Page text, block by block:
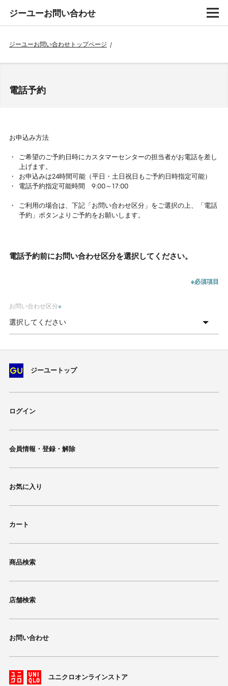
ジーユーお問い合わせ
ジーユーお問い合わせトップページ /
電話予約
お申込み方法
ご希望のご予約日時にカスタマーセンターの担当者がお電話を差し
上げます。
お申込みは24時間可能（平日・土日祝日もご予約日時指定可能）
電話予約指定可能時間 9:00～17:00
ご利用の場合は、下記「お問い合わせ区分」をご選択の上、「電話
予約」ボタンよりご予約をお願いします。
電話予約前にお問い合わせ区分を選択してください。
※必須項目
お問い合わせ区分※
ジーユートップ
ログイン
会員情報・登録・解除
お気に入り
カート
商品検索
店舗検索
お問い合わせ
ユニクロオンラインストア